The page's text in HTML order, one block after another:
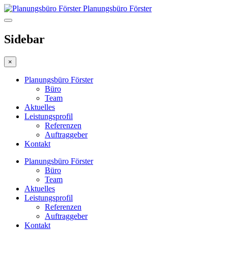
Planungsbüro Förster
Sidebar
×
Planungsbüro Förster
Büro
Team
Aktuelles
Leistungsprofil
Referenzen
Auftraggeber
Kontakt
Planungsbüro Förster
Büro
Team
Aktuelles
Leistungsprofil
Referenzen
Auftraggeber
Kontakt